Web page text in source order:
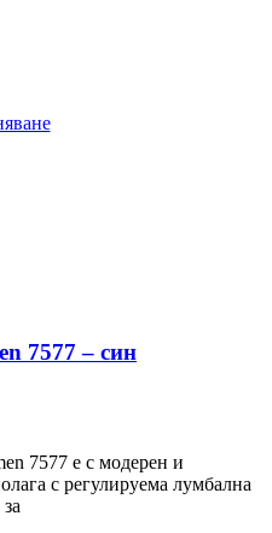
7577 – син
7577 е с модерен и
с регулируема лумбална